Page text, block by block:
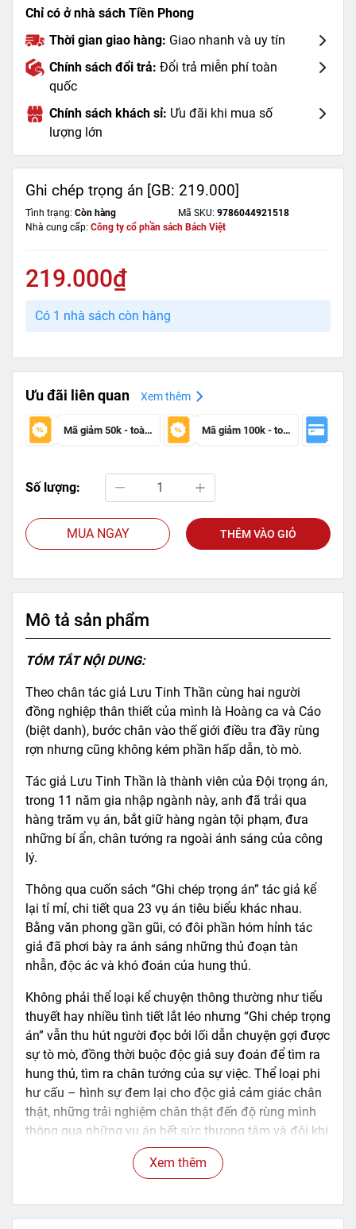
Chỉ có ở nhà sách Tiền Phong
Thời gian giao hàng: Giao nhanh và uy tín
Chính sách đổi trả: Đổi trả miễn phí toàn
quốc
Chính sách khách sỉ: Ưu đãi khi mua số
lượng lớn
Ghi chép trọng án [GB: 219.000]
Tình trạng: Còn hàng Mã SKU: 9786044921518
Nhà cung cấp: Công ty cổ phần sách Bách Việt
219.000₫
Có 1 nhà sách còn hàng
Ưu đãi liên quan Xem thêm
Mã giảm 50k - toàn sàn Mã giảm 100k - toàn sàn
Số lượng:
MUA NGAY THÊM VÀO GIỎ
Mô tả sản phẩm
TÓM TẮT NỘI DUNG:
Theo chân tác giả Lưu Tinh Thần cùng hai người
đồng nghiệp thân thiết của mình là Hoàng ca và Cáo
(biệt danh), bước chân vào thế giới điều tra đầy rùng
rợn nhưng cũng không kém phần hấp dẫn, tò mò.
Tác giả Lưu Tinh Thần là thành viên của Đội trọng án,
trong 11 năm gia nhập ngành này, anh đã trải qua
hàng trăm vụ án, bắt giữ hàng ngàn tội phạm, đưa
những bí ẩn, chân tướng ra ngoài ánh sáng của công
lý.
Thông qua cuốn sách “Ghi chép trọng án” tác giả kể
lại tỉ mỉ, chi tiết qua 23 vụ án tiêu biểu khác nhau.
Bằng văn phong gần gũi, có đôi phần hóm hỉnh tác
giả đã phơi bày ra ánh sáng những thủ đoạn tàn
nhẫn, độc ác và khó đoán của hung thủ.
Không phải thể loại kể chuyện thông thường như tiểu
thuyết hay nhiều tình tiết lắt léo nhưng “Ghi chép trọng
án” vẫn thu hút người đọc bởi lối dẫn chuyện gợi được
sự tò mò, đồng thời buộc độc giả suy đoán để tìm ra
hung thủ, tìm ra chân tướng của sự việc. Thể loại phi
hư cấu – hình sự đem lại cho độc giả cảm giác chân
thật, những trải nghiệm chân thật đến độ rùng mình
thông qua những vụ án hết sức thương tâm và đôi khi
ngoài sức tưởng tượng.
==========================================
============================
Xem thêm